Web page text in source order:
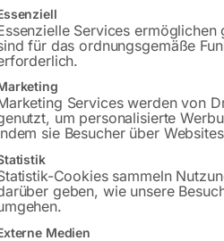
Spritzpistole ‘ES/RV’
ca. 2 - 3 Tage
+ Dichtung
eine Liste der Service-Gruppen,
Services
für das ordnungsgemäße
Services werden von
um personalisierte
sie Besucher über
Cookies sammeln
geben, wie unsere
Medien